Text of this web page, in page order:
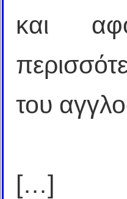
και
του
[…]